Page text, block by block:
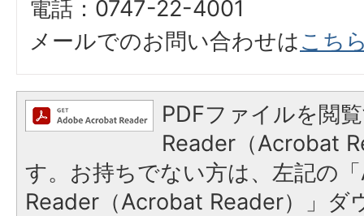
電話：0747-22-4001
メールでのお問い合わせはこち
PDFファイルを閲
Reader（Acrobat
す。お持ちでない方は、左記の
Reader（Acrobat Reader）」ダ